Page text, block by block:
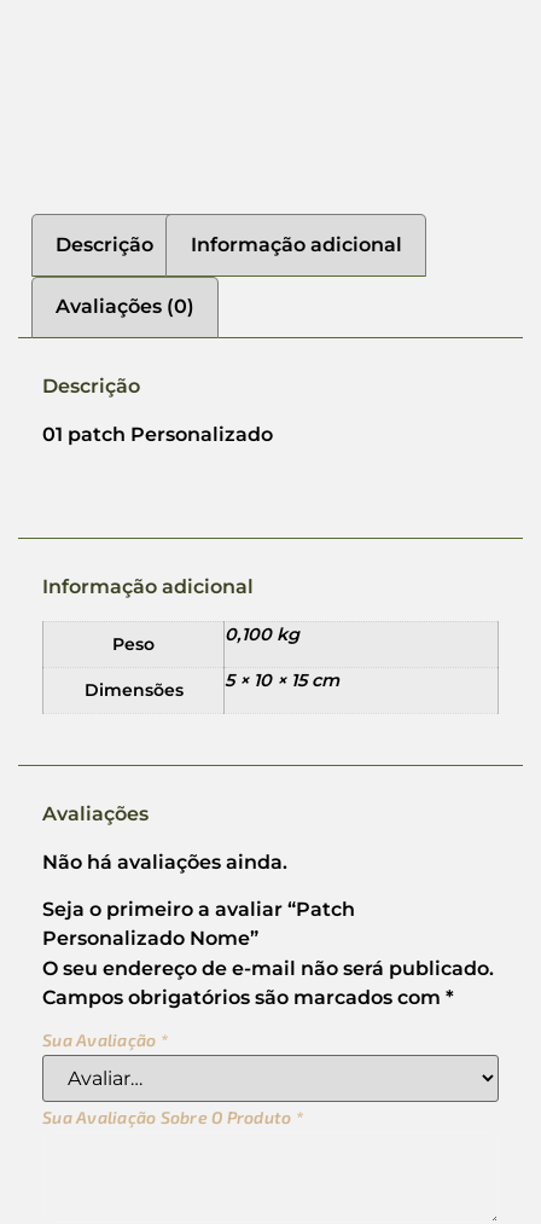
Descrição Informação adicional
Avaliações (0)
Descrição
01 patch Personalizado
Informação adicional
Peso 0,100 kg
Dimensões 5 × 10 × 15 cm
Avaliações
Não há avaliações ainda.
Seja o primeiro a avaliar “Patch
Personalizado Nome”
O seu endereço de e-mail não será publicado.
Campos obrigatórios são marcados com *
Sua Avaliação *
Sua Avaliação Sobre O Produto *